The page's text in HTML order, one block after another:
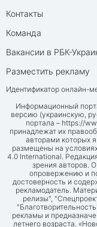
Контакты
Команда
Вакансии в РБК-
Разместить рекламу
Идентификатор онлайн-
Информационный
версию (украинскую,
портала – https://
принадлежат их
авторами которых
размещены на
4.0 International.
зрения авторов.
опровержению и
достоверность и
рекламодатель.
релизы",
рекламы и
летнего возраста.